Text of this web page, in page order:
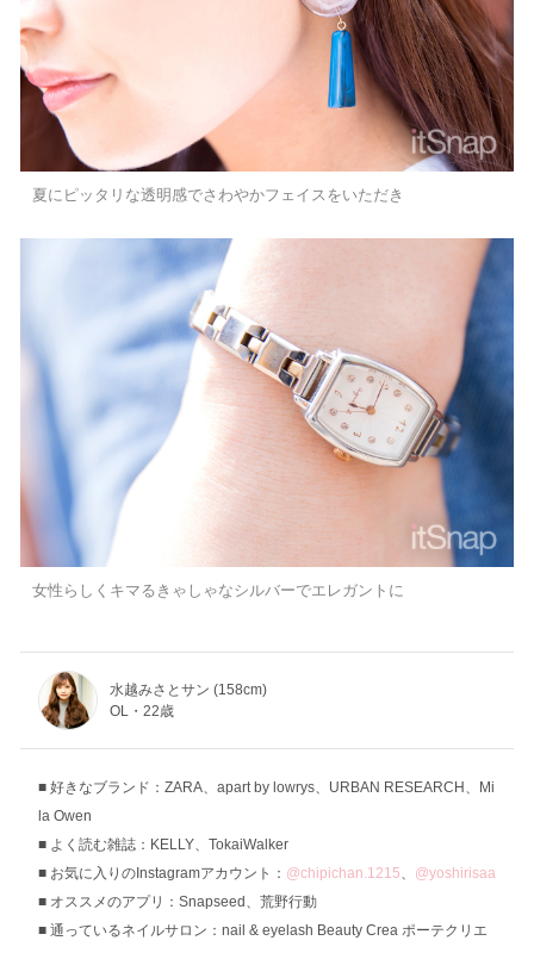
夏にピッタリな透明感でさわやかフェイスをいただき
女性らしくキマるきゃしゃなシルバーでエレガントに
水越みさとサン (158cm)
OL・22歳
好きなブランド：ZARA、apart by lowrys、URBAN RESEARCH、Mi
la Owen
よく読む雑誌：KELLY、TokaiWalker
お気に入りのInstagramアカウント： @chipichan.1215、 @yoshirisaa
オススメのアプリ：Snapseed、荒野行動
通っているネイルサロン：nail & eyelash Beauty Crea ポーテクリエ